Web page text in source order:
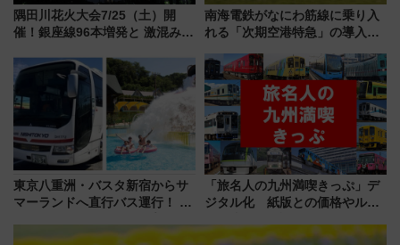
隅田川花火大会7/25（土）開
催！銀座線96本増発と 激混みの
アクセス攻略法、2万発の花火が
都心の夜に！
南海電鉄がなにわ筋線に乗り入
れる「次期空港特急」の導入を
日本初の鉄道デザイン
東京八重洲・バスタ新宿からサ
マーランドへ直行バス運行！ お
推し活を楽しもう！（2026年
「旅名人の九州満喫きっぷ」デ
ジタル化 紙版との価格やルー